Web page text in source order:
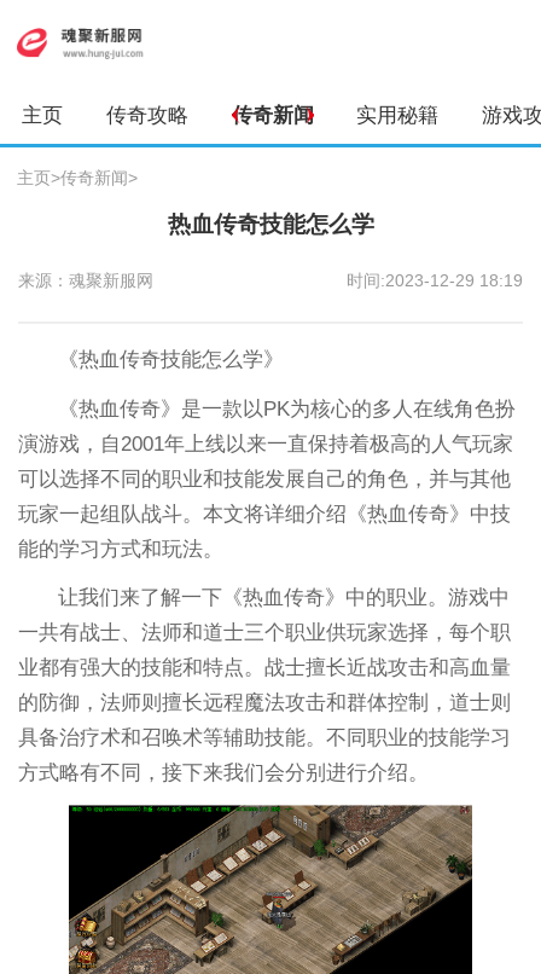
主页 传奇攻略 传奇新闻 实用秘籍 游戏
主页>传奇新闻>
热血传奇技能怎么学
来源：魂聚新服网 时间:2023-12-29 18:19
《热血传奇技能怎么学》
《热血传奇》是一款以PK为核心的多人在线角色扮
演游戏，自2001年上线以来一直保持着极高的人气玩家
可以选择不同的职业和技能发展自己的角色，并与其他
玩家一起组队战斗。本文将详细介绍《热血传奇》中技
能的学习方式和玩法。
让我们来了解一下《热血传奇》中的职业。游戏中
一共有战士、法师和道士三个职业供玩家选择，每个职
业都有强大的技能和特点。战士擅长近战攻击和高血量
的防御，法师则擅长远程魔法攻击和群体控制，道士则
具备治疗术和召唤术等辅助技能。不同职业的技能学习
方式略有不同，接下来我们会分别进行介绍。